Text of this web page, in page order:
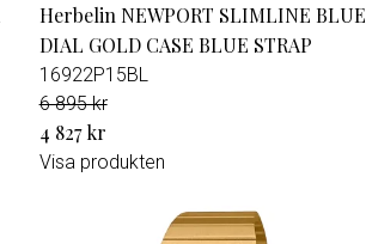
Herbelin NEWPORT SLIMLINE BLUE
DIAL GOLD CASE BLUE STRAP
16922P15BL
6 895 kr
4 827 kr
Visa produkten